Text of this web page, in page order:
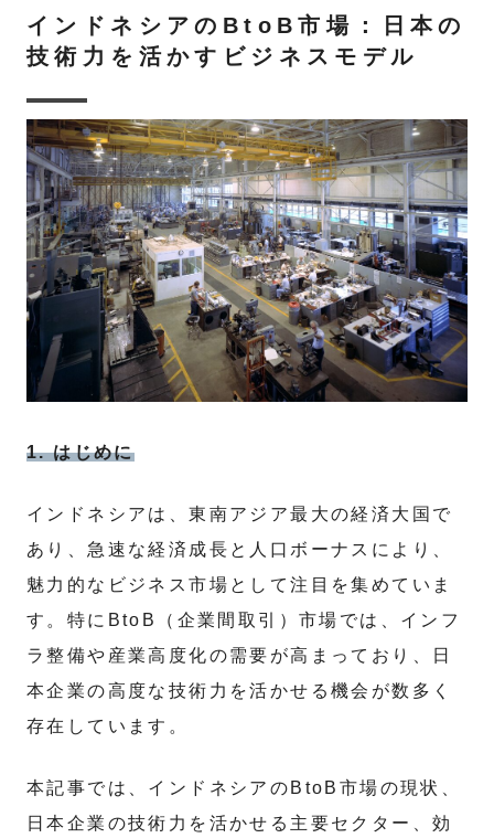
インドネシアのBtoB市場：日本の
技術力を活かすビジネスモデル
1. はじめに
インドネシアは、東南アジア最大の経済大国で
あり、急速な経済成長と人口ボーナスにより、
魅力的なビジネス市場として注目を集めていま
す。特にBtoB（企業間取引）市場では、インフ
ラ整備や産業高度化の需要が高まっており、日
本企業の高度な技術力を活かせる機会が数多く
存在しています。
本記事では、インドネシアのBtoB市場の現状、
日本企業の技術力を活かせる主要セクター、効